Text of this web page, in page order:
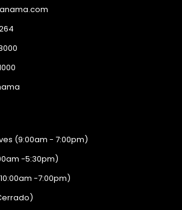
(9:00am - 7:00pm)
-5:30pm)
-7:00pm)